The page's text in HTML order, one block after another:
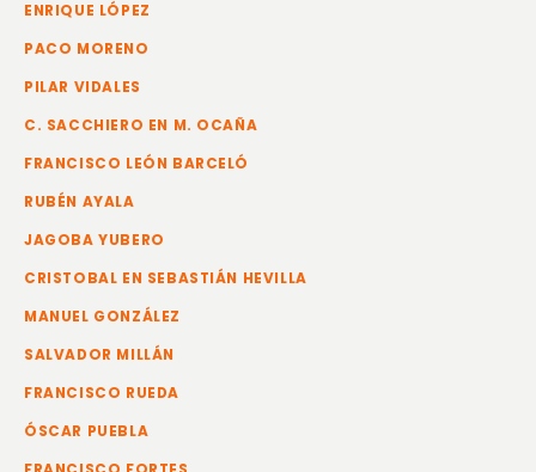
ENRIQUE LÓPEZ
PACO MORENO
PILAR VIDALES
C. SACCHIERO EN M. OCAÑA
FRANCISCO LEÓN BARCELÓ
RUBÉN AYALA
JAGOBA YUBERO
CRISTOBAL EN SEBASTIÁN HEVILLA
MANUEL GONZÁLEZ
SALVADOR MILLÁN
FRANCISCO RUEDA
ÓSCAR PUEBLA